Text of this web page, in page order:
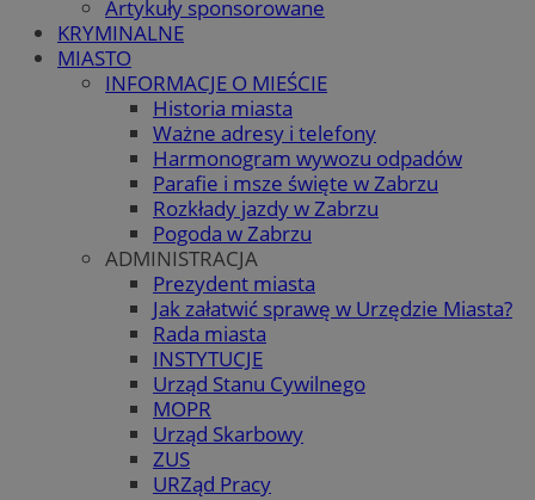
Artykuły sponsorowane
KRYMINALNE
MIASTO
INFORMACJE O MIEŚCIE
Historia miasta
Ważne adresy i telefony
Harmonogram wywozu odpadów
Parafie i msze święte w Zabrzu
Rozkłady jazdy w Zabrzu
Pogoda w Zabrzu
ADMINISTRACJA
Prezydent miasta
Jak załatwić sprawę w Urzędzie Miasta?
Rada miasta
INSTYTUCJE
Urząd Stanu Cywilnego
MOPR
Urząd Skarbowy
ZUS
URZąd Pracy